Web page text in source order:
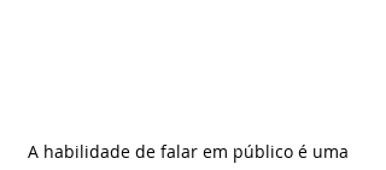
A habilidade de falar em público é uma